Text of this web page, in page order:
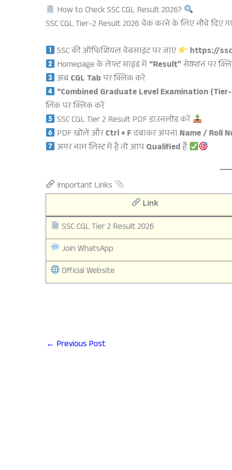
How to Check SSC CGL Result 2026?
SSC CGL Tier-2 Result 2026 चेक करने के लिए नीचे दिए
SSC की ऑफिशियल वेबसाइट पर जाएं
https://
Homepage के लेफ्ट साइड में“Result”सेक्शन पर
अबCGL Tabपर क्लिक करें
“Combined Graduate Level Examination
लिंक पर क्लिक करें
SSC CGL Tier 2 Result PDF डाउनलोड करें
PDF खोलें औरCtrl + Fदबाकर अपनाName / Roll
अगर नाम लिस्ट में है तो आपQualifiedहैं
Important Links
Link
SSC CGL Tier 2 Result 2026
Join WhatsApp
Official Website
← Previous Post